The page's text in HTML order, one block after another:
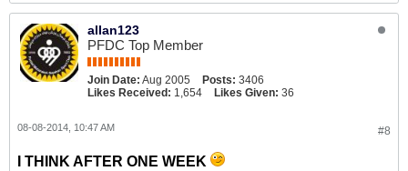
allan123
PFDC Top Member
Join Date: Aug 2005 Posts: 3406
Likes Received: 1,654 Likes Given: 36
#8
08-08-2014, 10:47 AM
I THINK AFTER ONE WEEK